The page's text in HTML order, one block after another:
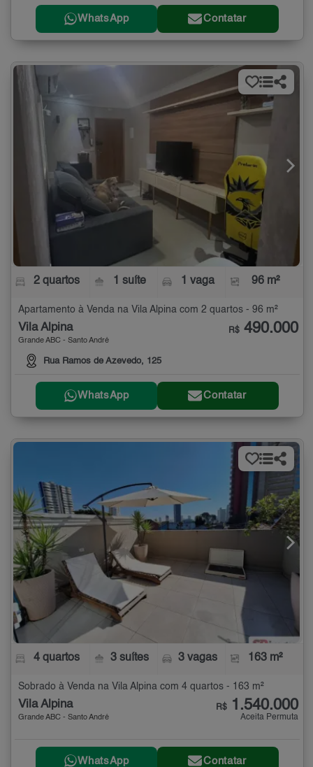
WhatsApp Contatar
2 quartos 1 suíte 1 vaga 96 m²
Apartamento à Venda na Vila Alpina com 2 quartos - 96 m²
Vila Alpina
Grande ABC - Santo André
Rua Ramos de Azevedo, 125
R$ 490.000
WhatsApp Contatar
4 quartos 3 suítes 3 vagas 163 m²
Sobrado à Venda na Vila Alpina com 4 quartos - 163 m²
Vila Alpina
Grande ABC - Santo André
R$ 1.540.000
Aceita Permuta
WhatsApp Contatar